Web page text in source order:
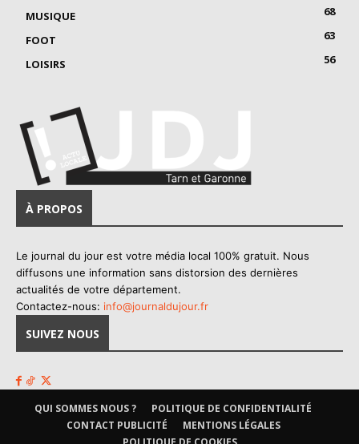
MUSIQUE
68
FOOT
63
LOISIRS
56
À PROPOS
Le journal du jour est votre média local 100% gratuit. Nous
diffusons une information sans distorsion des dernières
actualités de votre département.
Contactez-nous: info@journaldujour.fr
SUIVEZ NOUS
QUI SOMMES NOUS ?
POLITIQUE DE CONFIDENTIALITÉ
CONTACT PUBLICITÉ
MENTIONS LÉGALES